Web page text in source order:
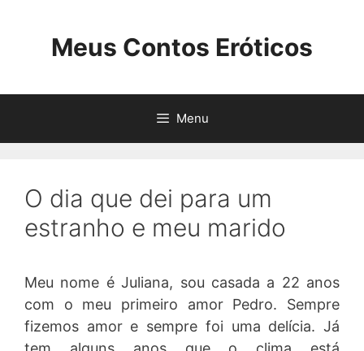
Meus Contos Eróticos
Menu
O dia que dei para um
estranho e meu marido
Meu nome é Juliana, sou casada a 22 anos
com o meu primeiro amor Pedro. Sempre
fizemos amor e sempre foi uma delícia. Já